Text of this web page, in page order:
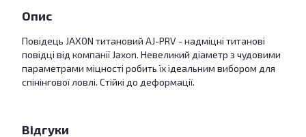
Опис
Повідець JAXON титановий AJ-PRV - надміцні титанові
повідці від компанії Jaxon. Невеликий діаметр з чудовими
параметрами міцності робить їх ідеальним вибором для
спінінгової ловлі. Стійкі до деформації.
Відгуки